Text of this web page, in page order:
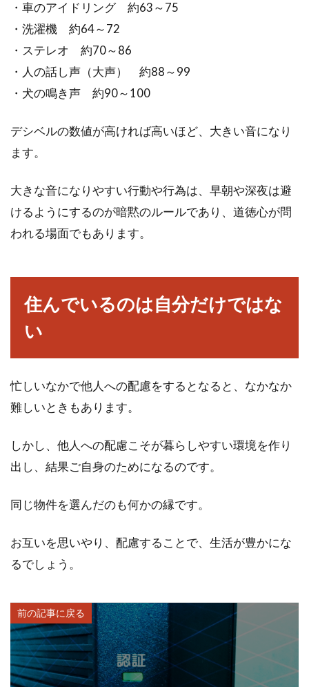
・車のアイドリング 約63～75
・洗濯機 約64～72
・ステレオ 約70～86
・人の話し声（大声） 約88～99
・犬の鳴き声 約90～100
デシベルの数値が高ければ高いほど、大きい音になり
ます。
大きな音になりやすい行動や行為は、早朝や深夜は避
けるようにするのが暗黙のルールであり、道徳心が問
われる場面でもあります。
住んでいるのは自分だけではな
い
忙しいなかで他人への配慮をするとなると、なかなか
難しいときもあります。
しかし、他人への配慮こそが暮らしやすい環境を作り
出し、結果ご自身のためになるのです。
同じ物件を選んだのも何かの縁です。
お互いを思いやり、配慮することで、生活が豊かにな
るでしょう。
前の記事に戻る